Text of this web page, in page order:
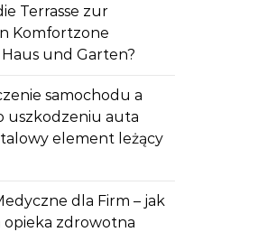
Terrasse zur
Komfortzone
und Garten?
samochodu a
uszkodzeniu auta
element leżący
dla Firm – jak
zdrowotna